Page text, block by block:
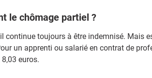
le chômage partiel ?
continue toujours à être indemnisé. Mais
un apprenti ou salarié en contrat de
euros.